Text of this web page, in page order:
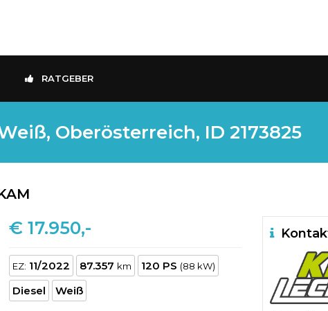
RATGEBER
Oberösterreich, ID 2173825
€ 17.950,-
EZ: 11/2022 87.357 km 120 PS (88 kW)
Diesel Weiß